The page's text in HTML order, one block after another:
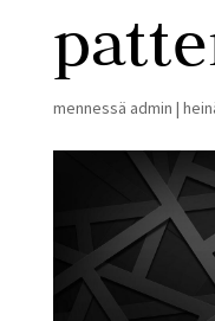
mennessä admin |